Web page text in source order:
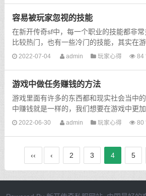
容易被玩家忽视的技能
在新开传奇sf中，每一个职业的技能都非
比较热门，也有一些冷门的技能，其实在
技能都有它的用处，只要我们在合理的时
2022-07-04 admin 玩家心得 84
游戏中做任务赚钱的方法
游戏里面有许多的东西都和现实社会当中
中赚钱就是一样的，我们想要在游戏中更
更好，就要学会如何在游戏中赚钱。而在
2022-06-30 admin 玩家心得 80
‹‹ ‹ 2 3 4 5